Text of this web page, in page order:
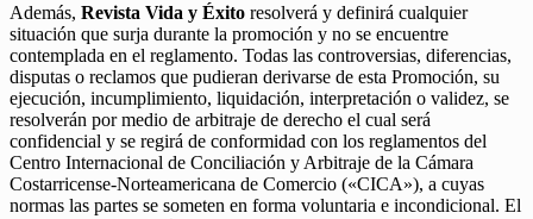
Además, Revista Vida y Éxito resolverá y definirá cualquier
situación que surja durante la promoción y no se encuentre
contemplada en el reglamento. Todas las controversias, diferencias,
disputas o reclamos que pudieran derivarse de esta Promoción, su
ejecución, incumplimiento, liquidación, interpretación o validez, se
resolverán por medio de arbitraje de derecho el cual será
confidencial y se regirá de conformidad con los reglamentos del
Centro Internacional de Conciliación y Arbitraje de la Cámara
Costarricense-Norteamericana de Comercio («CICA»), a cuyas
normas las partes se someten en forma voluntaria e incondicional. El